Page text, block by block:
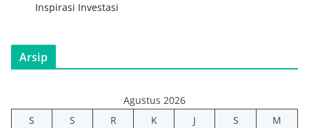
Inspirasi Investasi
Arsip
Agustus 2026
S
S R K J S
M